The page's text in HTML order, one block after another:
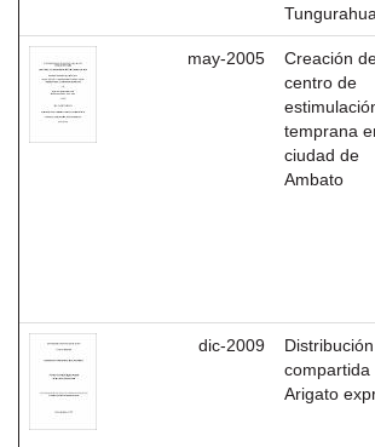
Tungurahua
may-2005
Creación
centro de
temprana
ciudad de
Ambato
dic-2009
Distribución
compartida
Arigato